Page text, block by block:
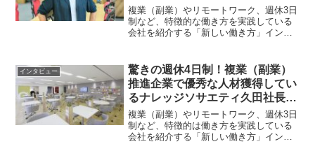
先の未来
複業（副業）やリモートワーク、週休3日
制など、特徴的な働き方を実践している
会社を紹介する「新しい働き方」インタ
話を伺いました。週休3日制を取り入れな
がら2023年は...
インタビュー
驚きの週休4日制！複業（副業）
推進企業で優秀な人材獲得してい
るナレッジソサエティ久田社長イ
ンタビュー
複業（副業）やリモートワーク、週休3日
制など、特徴的は働き方を実践している
会社を紹介する「新しい働き方」インタ